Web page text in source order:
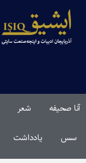
آنا صحیفه شعر
سس یادداشت